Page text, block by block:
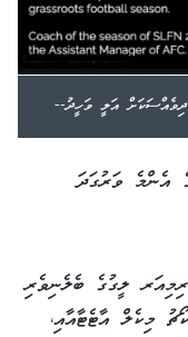
އަލީ ވަހީދު--
އެންމެ ވަރުގަދަ
ލީގުގެ ބެލެނިވެރި
މިކެލް އާޓެޓާއާއި،